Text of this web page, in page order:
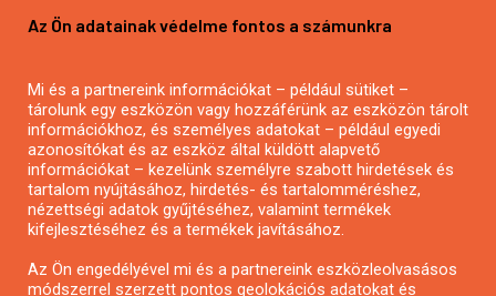
Mezőgazdasági pályázatírás
Pályázatírás civil szervezeteknek
Pályázatírás önkormányzatoknak
Pályázatfigyelés
Specifikus pályázatfigyelés vagy hírlevél
Az Ön adatainak védelme fontos a számunkra
Mi és a partnereink információkat – például sütiket –
tárolunk egy eszközön vagy hozzáférünk az eszközön tárolt
információkhoz, és személyes adatokat – például egyedi
azonosítókat és az eszköz által küldött alapvető
információkat – kezelünk személyre szabott hirdetések és
tartalom nyújtásához, hirdetés- és tartalomméréshez,
nézettségi adatok gyűjtéséhez, valamint termékek
kifejlesztéséhez és a termékek javításához.
Az Ön engedélyével mi és a partnereink eszközleolvasásos
módszerrel szerzett pontos geolokációs adatokat és